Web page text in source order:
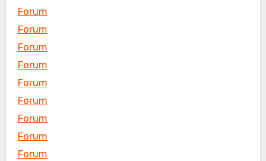
Forum
Forum
Forum
Forum
Forum
Forum
Forum
Forum
Forum